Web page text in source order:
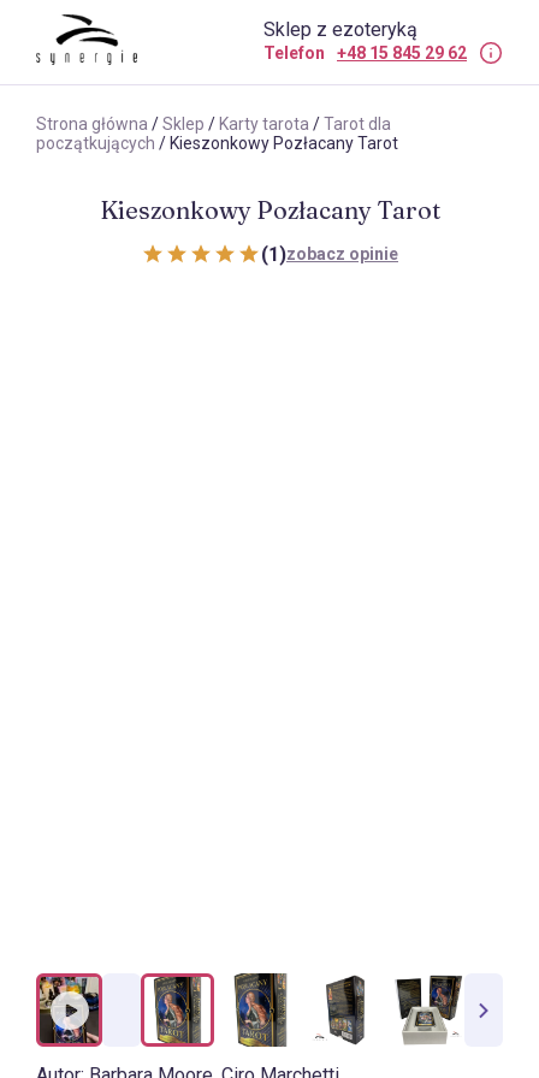
Sklep z ezoteryką
Telefon +48 15 845 29 62
Strona główna /Sklep / Karty tarota /Tarot dla
początkujących / Kieszonkowy Pozłacany Tarot
Kieszonkowy Pozłacany Tarot
(1)zobacz opinie